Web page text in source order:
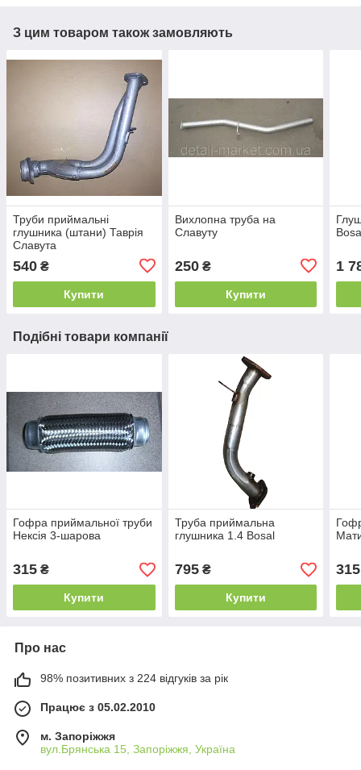
З цим товаром також замовляють
Труби приймальні
глушника (штани) Таврія
Славута
540 ₴
Купити
Вихлопна труба на
Славуту
250₴
Купити
1
Подібні товари компанії
Гофра приймальної труби
Нексія 3-шарова
315 ₴
Купити
Труба приймальна
глушника 1.4 Bosal
795₴
Купити
315
Про нас
98% позитивних з 224 відгуків за рік
Працює з 05.02.2010
м. Запоріжжя
вул.Брянська 15, Запоріжжя, Україна